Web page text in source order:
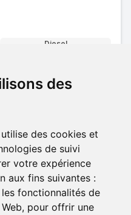
des
des cookies et
de suivi
votre expérience
aux fins suivantes :
fonctionnalités de
, pour offrir une
Diesel
€
nos tarifs
Suivant